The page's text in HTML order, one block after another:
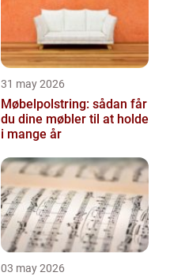
31 may 2026
Møbelpolstring: sådan får
du dine møbler til at holde
i mange år
03 may 2026